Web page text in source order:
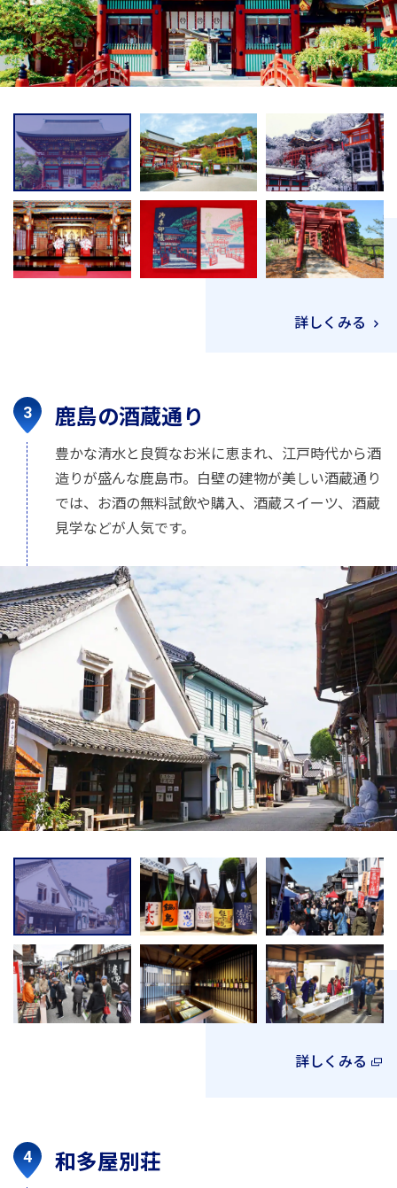
詳しくみる
鹿島の酒蔵通り
豊かな清水と良質なお米に恵まれ、江戸時代から酒
造りが盛んな鹿島市。白壁の建物が美しい酒蔵通り
では、お酒の無料試飲や購入、酒蔵スイーツ、酒蔵
見学などが人気です。
詳しくみる
和多屋別荘